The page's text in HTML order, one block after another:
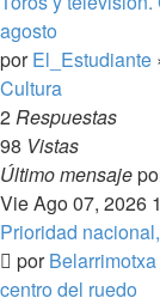
agosto
porEl_Estudiante
Cultura
2Respuestas
98 Vistas
Último mensaje
Vie Ago 07, 2026
Prioridad
porBelarrimotxa
centro del ruedo